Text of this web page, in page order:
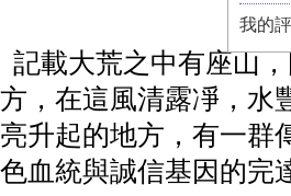
記載大荒之中有座山
，在這風清露凈，水
升起的地方，有一群
血統與誠信基因的完
我的